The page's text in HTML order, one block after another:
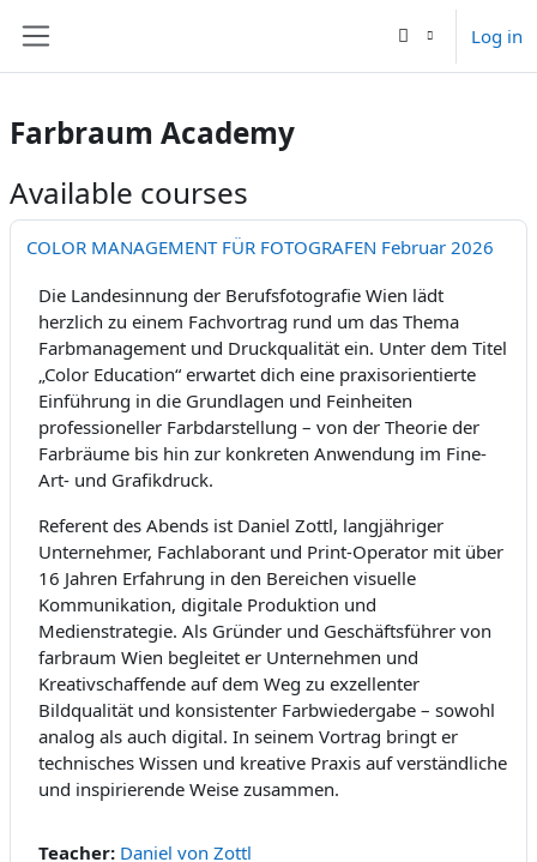
Log in
Farbraum Academy
Available courses
COLOR MANAGEMENT FÜR FOTOGRAFEN Februar 2026
Die Landesinnung der Berufsfotografie Wien lädt
herzlich zu einem Fachvortrag rund um das Thema
Farbmanagement und Druckqualität ein. Unter dem Titel
„Color Education“ erwartet dich eine praxisorientierte
Einführung in die Grundlagen und Feinheiten
professioneller Farbdarstellung – von der Theorie der
Farbräume bis hin zur konkreten Anwendung im Fine-
Art- und Grafikdruck.
Referent des Abends ist Daniel Zottl, langjähriger
Unternehmer, Fachlaborant und Print-Operator mit über
16 Jahren Erfahrung in den Bereichen visuelle
Kommunikation, digitale Produktion und
Medienstrategie. Als Gründer und Geschäftsführer von
farbraum Wien begleitet er Unternehmen und
Kreativschaffende auf dem Weg zu exzellenter
Bildqualität und konsistenter Farbwiedergabe – sowohl
analog als auch digital. In seinem Vortrag bringt er
technisches Wissen und kreative Praxis auf verständliche
und inspirierende Weise zusammen.
Teacher: Daniel von Zottl